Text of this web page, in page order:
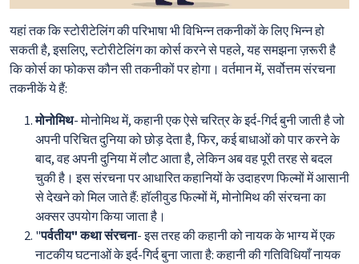
यहां तक कि स्टोरीटेलिंग की परिभाषा भी विभिन्न तकनीकों के लिए भिन्न हो
सकती है, इसलिए, स्टोरीटेलिंग का कोर्स करने से पहले, यह समझना ज़रूरी है
कि कोर्स का फोकस कौन सी तकनीकों पर होगा। वर्तमान में, सर्वोत्तम संरचना
तकनीकें ये हैं:
मोनोमिथ- मोनोमिथ में, कहानी एक ऐसे चरित्र के इर्द-गिर्द बुनी जाती है जो
अपनी परिचित दुनिया को छोड़ देता है, फिर, कई बाधाओं को पार करने के
बाद, वह अपनी दुनिया में लौट आता है, लेकिन अब वह पूरी तरह से बदल
चुकी है। इस संरचना पर आधारित कहानियों के उदाहरण फिल्मों में आसानी
से देखने को मिल जाते हैं: हॉलीवुड फिल्मों में, मोनोमिथ की संरचना का
अक्सर उपयोग किया जाता है।
"पर्वतीय" कथा संरचना- इस तरह की कहानी को नायक के भाग्य में एक
नाटकीय घटनाओं के इर्द-गिर्द बुना जाता है: कहानी की गतिविधियाँ नायक